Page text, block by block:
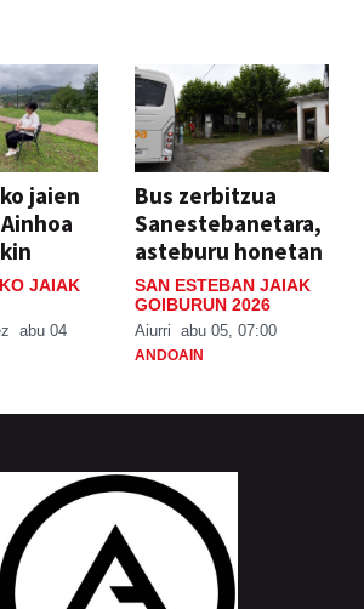
jaien
JAIAK
abu 04
Bus zerbitzua
Sanestebanetara,
asteburu honetan
SAN ESTEBAN JAIAK
GOIBURUN 2026
Aiurri abu 05, 07:00
ANDOAIN